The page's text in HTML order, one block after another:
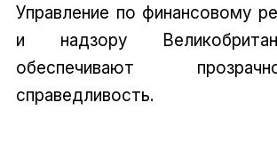
Управление по финансовому
и надзору
обеспечивают
справедливость.